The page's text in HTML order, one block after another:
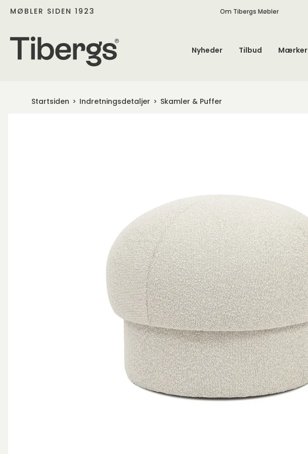
MØBLER SIDEN 1923 Om Tibergs Møbler
Nyheder Tilbud Mærker
Startsiden Indretningsdetaljer Skamler & Puffer